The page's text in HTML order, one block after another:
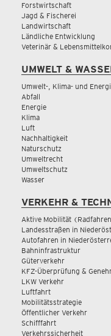
Forstwirtschaft
Jagd & Fischerei
Landwirtschaft
Ländliche Entwicklung
Veterinär &
UMWELT &
Umwelt-, Klima- und
Abfall
Energie
Klima
Luft
Nachhaltigkeit
Naturschutz
Umweltrecht
Umweltschutz
Wasser
VERKEHR &
Aktive Mobilität
Landesstraßen in
Autofahren in
Bahninfrastruktur
Güterverkehr
KFZ-Überprüfung &
LKW Verkehr
Luftfahrt
Mobilitätsstrategie
Öffentlicher Verkehr
Schifffahrt
Verkehrssicherheit